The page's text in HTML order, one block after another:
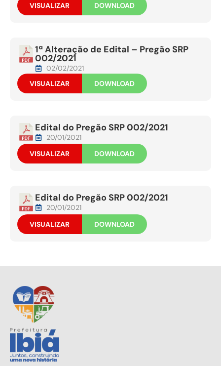
VISUALIZAR
DOWNLOAD
1ª Alteração de Edital – Pregão SRP
002/2021
02/02/2021
VISUALIZAR
DOWNLOAD
Edital do Pregão SRP 002/2021
20/01/2021
VISUALIZAR
DOWNLOAD
Edital do Pregão SRP 002/2021
20/01/2021
VISUALIZAR
DOWNLOAD